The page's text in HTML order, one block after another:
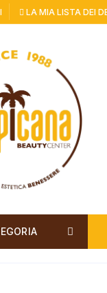
LA MIA LISTA DEI